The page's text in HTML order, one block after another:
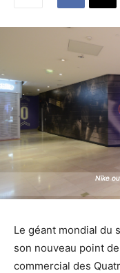
Nike
Nike
Le géant mondial du
son nouveau point
commercial des